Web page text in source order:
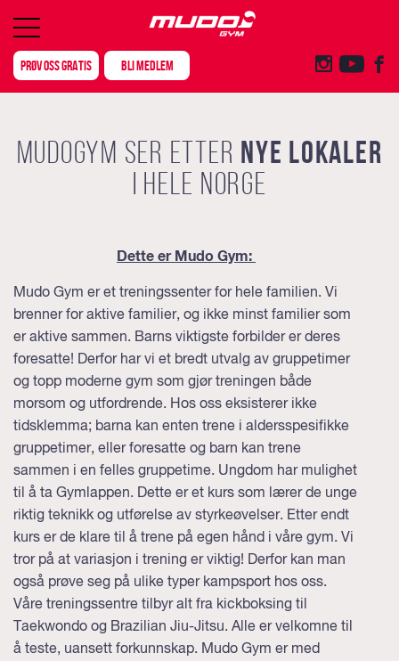
PRØV OSS GRATIS BLI MEDLEM
MUDOGYM SER ETTER NYE LOKALER
I HELE NORGE
Dette er Mudo Gym:
Mudo Gym er et treningssenter for hele familien. Vi
brenner for aktive familier, og ikke minst familier som
er aktive sammen. Barns viktigste forbilder er deres
foresatte! Derfor har vi et bredt utvalg av gruppetimer
og topp moderne gym som gjør treningen både
morsom og utfordrende. Hos oss eksisterer ikke
tidsklemma; barna kan enten trene i aldersspesifikke
gruppetimer, eller foresatte og barn kan trene
sammen i en felles gruppetime. Ungdom har mulighet
til å ta Gymlappen. Dette er et kurs som lærer de unge
riktig teknikk og utførelse av styrkeøvelser. Etter endt
kurs er de klare til å trene på egen hånd i våre gym. Vi
tror på at variasjon i trening er viktig! Derfor kan man
også prøve seg på ulike typer kampsport hos oss.
Våre treningssentre tilbyr alt fra kickboksing til
Taekwondo og Brazilian Jiu-Jitsu. Alle er velkomne til
å teste, uansett forkunnskap. Mudo Gym er med